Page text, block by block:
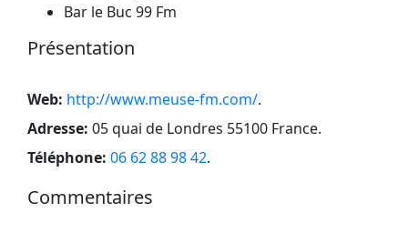
Bar le Buc 99 Fm
Présentation
Web: http://www.meuse-fm.com/.
Adresse: 05 quai de Londres 55100 France.
Téléphone: 06 62 88 98 42.
Commentaires